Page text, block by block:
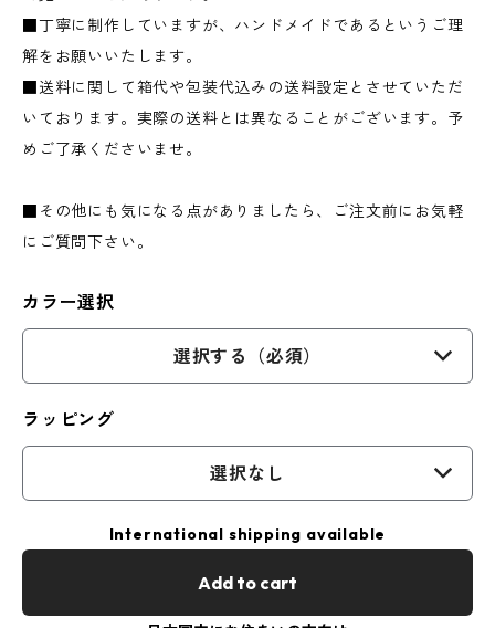
■丁寧に制作していますが、ハンドメイドであるというご理
解をお願いいたします。
■送料に関して箱代や包装代込みの送料設定とさせていただ
いております。実際の送料とは異なることがございます。予
めご了承くださいませ。
■その他にも気になる点がありましたら、ご注文前にお気軽
にご質問下さい。
カラー選択
選択する（必須）
ラッピング
選択なし
International shipping available
Add to cart